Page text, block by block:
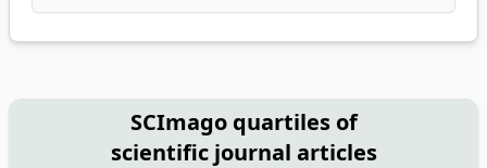
SCImago quartiles of
scientific journal articles